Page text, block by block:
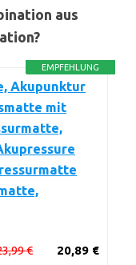
aus
EMPFEHLUNG
Akupunktur
mit
20,89 €
€